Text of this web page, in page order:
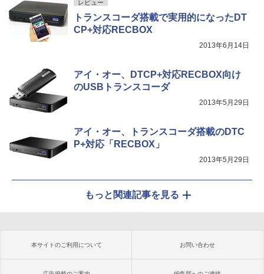
レビュー
トランスコーダ搭載で実用的になったDT
CP+対応RECBOX
2013年6月14日
アイ・オー、DTCP+対応RECBOX向け
のUSBトランスコーダ
2013年5月29日
アイ・オー、トランスコーダ搭載のDTC
P+対応「RECBOX」
2013年5月29日
もっと関連記事を見る
本サイトのご利用について お問い合わせ